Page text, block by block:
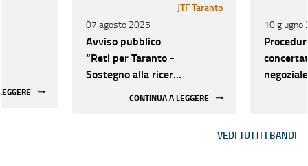
JTF Taranto
07 agosto 2025
Avviso pubblico
“Reti per Taranto -
Sostegno alla ricerca
CONTINUA A LEGGERE
10 giugno
negoziale
VEDI TUTTI I BANDI